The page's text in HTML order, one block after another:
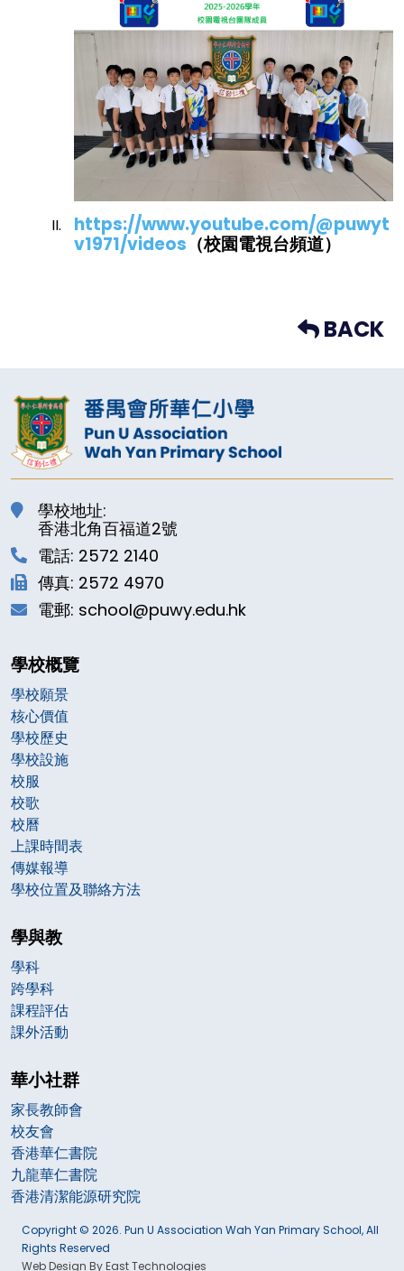
https://www.youtube.com/@puwyt
v1971/videos （校園電視台頻道）
BACK
學校地址:
香港北角百福道2號
電話: 2572 2140
傳真: 2572 4970
電郵: school@puwy.edu.hk
學校概覽
學校願景
核心價值
學校歷史
學校設施
校服
校歌
校曆
上課時間表
傳媒報導
學校位置及聯絡方法
學與教
學科
跨學科
課程評估
課外活動
華小社群
家長教師會
校友會
香港華仁書院
九龍華仁書院
香港清潔能源研究院
Copyright © 2026. Pun U Association Wah Yan Primary School, All
Rights Reserved
Web Design By East Technologies